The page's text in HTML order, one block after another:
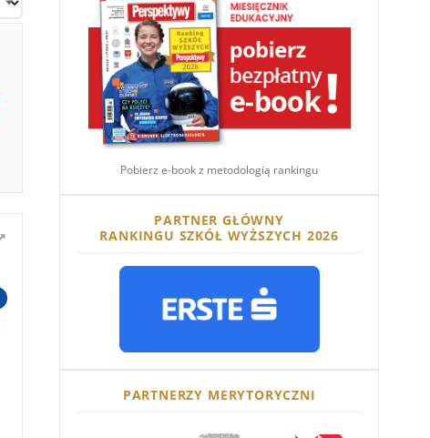
Pobierz e-book z metodologią rankingu
PARTNER GŁÓWNY
RANKINGU SZKÓŁ WYŻSZYCH 2026
PARTNERZY MERYTORYCZNI